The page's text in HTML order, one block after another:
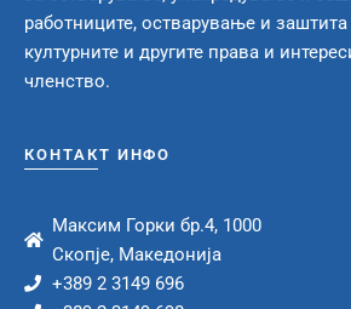
работниците, остварување и
културните и другите права и
членство.
КОНТАКТ ИНФО
Максим Горки бр.4, 1000
Скопје, Македонија
+389 2 3149 696